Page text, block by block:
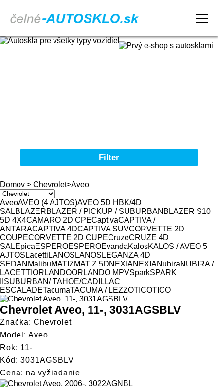
Filter
Autosklá pre všetky typy vozidiel
Značka
Model
Domov > Chevrolet>Aveo
AveoAVEO (4 AJTOS)AVEO 5D HBK/4D
SALBLAZERBLAZER / PICKUP / SUBURBAN BLAZER S10
5D 4X4CAMARO 2D CPECaptivaCAPTIVA /
ANTARACAPTIVA 4DCAPTIVA SUVCORVETTE 2D
COUPECORVETTE 2D CUPECruzeCRUZE 4D
SALEpicaESPEROESPEROEvandaKalosKALOS / AVEO 5
AJTOS Lacetti LANOS LANOS LEGANZA 4D
SEDAN MalibuMATIZMATIZ 5DNEXIANEXIANubiraNUBIRA /
LACETTI ORLANDOORLANDO MPVSparkSPARK
SUBURBAN/ TAHOE/CADILLAC
ESCALADETacumaTACUMA / LEZZOTICOTICO
Chevrolet Aveo, 11-, 3031AGSBLV
Značka: Chevrolet
Model: Aveo
Rok: 11-
Kód: 3031AGSBLV
Cena: na vyžiadanie